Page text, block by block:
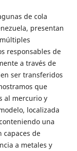
de cola
presentan
responsables de
a través de
ser transferidos
que
al mercurio y
localizada
una
capaces de
a metales y